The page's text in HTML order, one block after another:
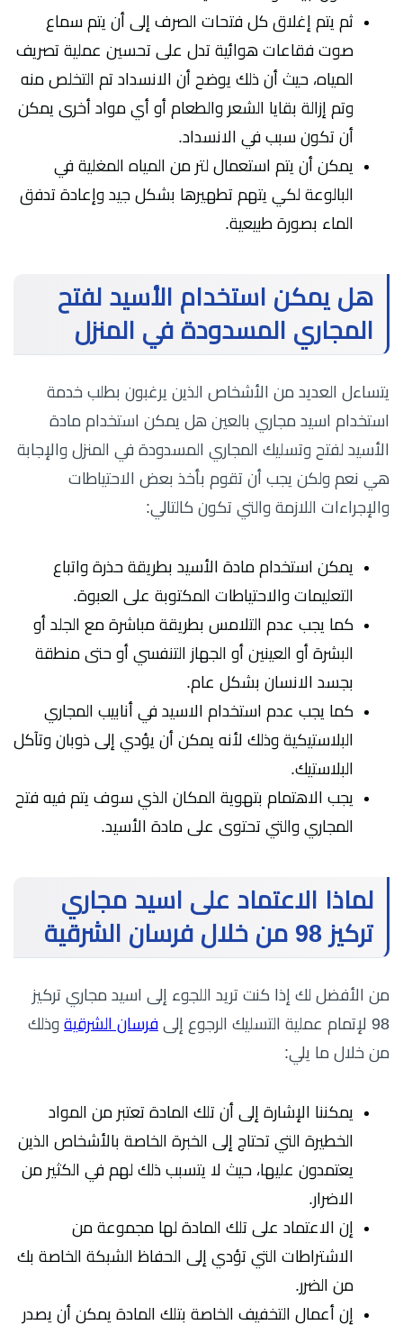
ثم يتم إغلاق كل فتحات الصرف إلى أن يتم سماع
صوت فقاعات هوائية تدل على تحسين عملية تصريف
المياه، حيث أن ذلك يوضح أن الانسداد تم التخلص منه
وتم إزالة بقايا الشعر والطعام أو أي مواد أخرى يمكن
أن تكون سبب في الانسداد.
يمكن أن يتم استعمال لتر من المياه المغلية في
البالوعة لكي يتهم تطهيرها بشكل جيد وإعادة تدفق
الماء بصورة طبيعية.
هل يمكن استخدام الأسيد لفتح
المجاري المسدودة في المنزل
يتساءل العديد من الأشخاص الذين يرغبون بطلب خدمة
استخدام اسيد مجاري بالعين هل يمكن استخدام مادة
الأسيد لفتح وتسليك المجاري المسدودة في المنزل والإجابة
هي نعم ولكن يجب أن تقوم بأخذ بعض الاحتياطات
والإجراءات اللازمة والتي تكون كالتالي:
يمكن استخدام مادة الأسيد بطريقة حذرة واتباع
التعليمات والاحتياطات المكتوبة على العبوة.
كما يجب عدم التلامس بطريقة مباشرة مع الجلد أو
البشرة أو العينين أو الجهاز التنفسي أو حتى منطقة
بجسد الانسان بشكل عام.
كما يجب عدم استخدام الاسيد في أنابيب المجاري
البلاستيكية وذلك لأنه يمكن أن يؤدي إلى ذوبان وتآكل
البلاستيك.
يجب الاهتمام بتهوية المكان الذي سوف يتم فيه فتح
المجاري والتي تحتوى على مادة الأسيد.
لماذا الاعتماد على اسيد مجاري
تركيز 98 من خلال فرسان الشرقية
من الأفضل لك إذا كنت تريد اللجوء إلى اسيد مجاري تركيز
98 لإتمام عملية التسليك الرجوع إلى
فرسان الشرقيةوذلك
من خلال ما يلي:
يمكننا الإشارة إلى أن تلك المادة تعتبر من المواد
الخطيرة التي تحتاج إلى الخبرة الخاصة بالأشخاص الذين
يعتمدون عليها، حيث لا يتسبب ذلك لهم في الكثير من
الاضرار.
إن الاعتماد على تلك المادة لها مجموعة من
الاشتراطات التي تؤدي إلى الحفاظ الشبكة الخاصة بك
من الضرر.
إن أعمال التخفيف الخاصة بتلك المادة يمكن أن يصدر